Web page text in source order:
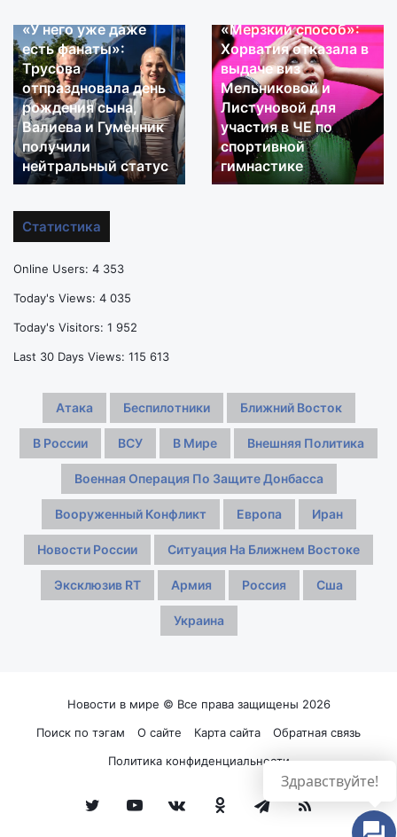
«У
него
уже
даже
есть
фанаты»:
Трусова
отпраздновала
день
сына,
Гуменник
получили
статус
«У него уже даже
есть фанаты»:
Трусова
отпраздновала день
рождения сына,
Валиева и Гуменник
получили
нейтральный статус
«Мерзкий
способ»:
Хорватия
отказала
в
выдаче
виз
Мельниковой
и
«Мерзкий способ»:
Хорватия отказала в
выдаче виз
Мельниковой и
Листуновой для
участия в ЧЕ по
спортивной
гимнастике
Статистика
Online Users: 4 353
Today's Views: 4 035
Today's Visitors: 1 952
Last 30 Days Views: 115 613
Атака Беспилотники Ближний Восток
В России ВСУ В Мире Внешняя Политика
Военная Операция По Защите Донбасса
Вооруженный Конфликт Европа Иран
Новости России Ситуация На Ближнем Востоке
Эксклюзив RT Армия Россия Сша
Украина
Новости в мире © Все права защищены 2026
Поиск по тэгам
О сайте Карта сайта
Обратная связь
Политика конфиденциальности
TwitterYouTubevk.comОдноклассники
Telegram
RSS
Здравствуйте!